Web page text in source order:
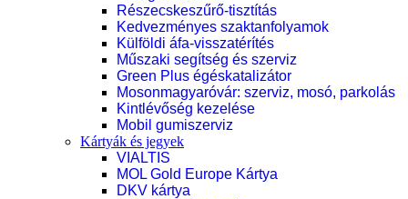
Részecskeszűrő-tisztítás
Kedvezményes szaktanfolyamok
Külföldi áfa-visszatérítés
Műszaki segítség és szerviz
Green Plus égéskatalizátor
Mosonmagyaróvár: szerviz, mosó, parkolás
Kintlévőség kezelése
Mobil gumiszerviz
Kártyák és jegyek
VIALTIS
MOL Gold Europe Kártya
DKV kártya